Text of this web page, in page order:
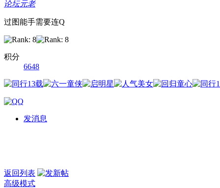
论坛元老
过图能手需要连Q
积分
6648
发消息
返回列表
高级模式